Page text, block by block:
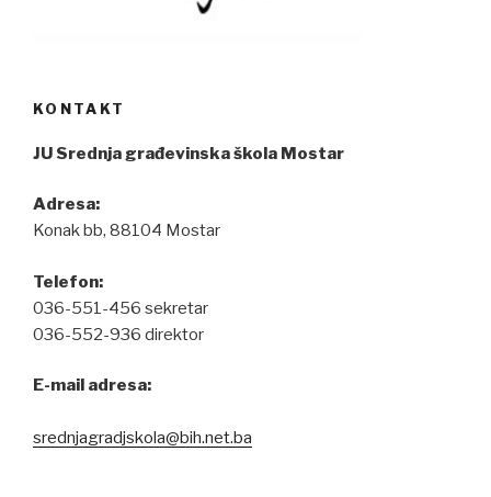
KONTAKT
JU Srednja građevinska škola Mostar
Adresa:
Konak bb, 88104 Mostar
Telefon:
036-551-456 sekretar
036-552-936 direktor
E-mail adresa:
srednjagradjskola@bih.net.ba